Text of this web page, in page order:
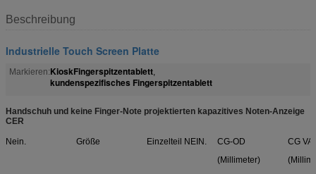
Beschreibung
Industrielle Touch Screen Platte
Markieren:KioskFingerspitzentablett,
kundenspezifisches Fingerspitzentablett
Handschuh und keine Finger-Note projektierten kapazitives Noten-Anzeige
CER
Nein. Größe Einzelteil NEIN.
CG-OD
(Millimeter)
CG VA